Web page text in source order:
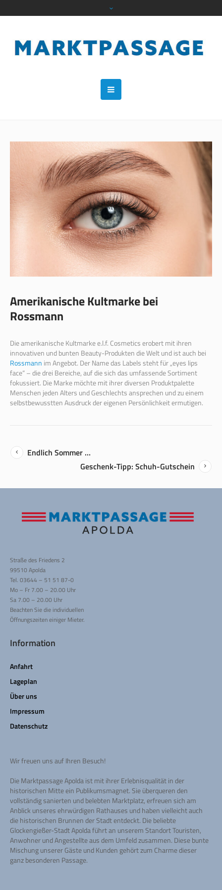
Amerikanische Kultmarke bei
Rossmann
Die amerikanische Kultmarke e.l.f. Cosmetics erobert mit ihren
innovativen und bunten Beauty-Produkten die Welt und ist auch bei
Rossmann im Angebot. Der Name das Labels steht für „eyes lips
face“ – die drei Bereiche, auf die sich das umfassende Sortiment
fokussiert. Die Marke möchte mit ihrer diversen Produktpalette
Menschen jeden Alters und Geschlechts ansprechen und zu einem
selbstbewusstten Ausdruck der eigenen Persönlichkeit ermutigen.
Endlich Sommer …
Geschenk-Tipp: Schuh-Gutschein
Straße des Friedens 2
99510 Apolda
Tel. 03644 – 51 51 87-0
Mo – Fr 7.00 – 20.00 Uhr
Sa 7.00 – 20.00 Uhr
Beachten Sie die individuellen
Öffnungszeiten einiger Mieter.
Information
Anfahrt
Lageplan
Über uns
Impressum
Datenschutz
Wir freuen uns auf Ihren Besuch!
Die Marktpassage Apolda ist mit ihrer Erlebnisqualität in der
historischen Mitte ein Publikumsmagnet. Sie überqueren den
vollständig sanierten und belebten Marktplatz, erfreuen sich am
Anblick unseres ehrwürdigen Rathauses und haben vielleicht auch
die historischen Brunnen der Stadt entdeckt. Die beliebte
Glockengießer-Stadt Apolda führt an unserem Standort Touristen,
Anwohner und Angestellte aus dem Umfeld zusammen. Diese bunte
Mischung unserer Gäste und Kunden gehört zum Charme dieser
ganz besonderen Passage.